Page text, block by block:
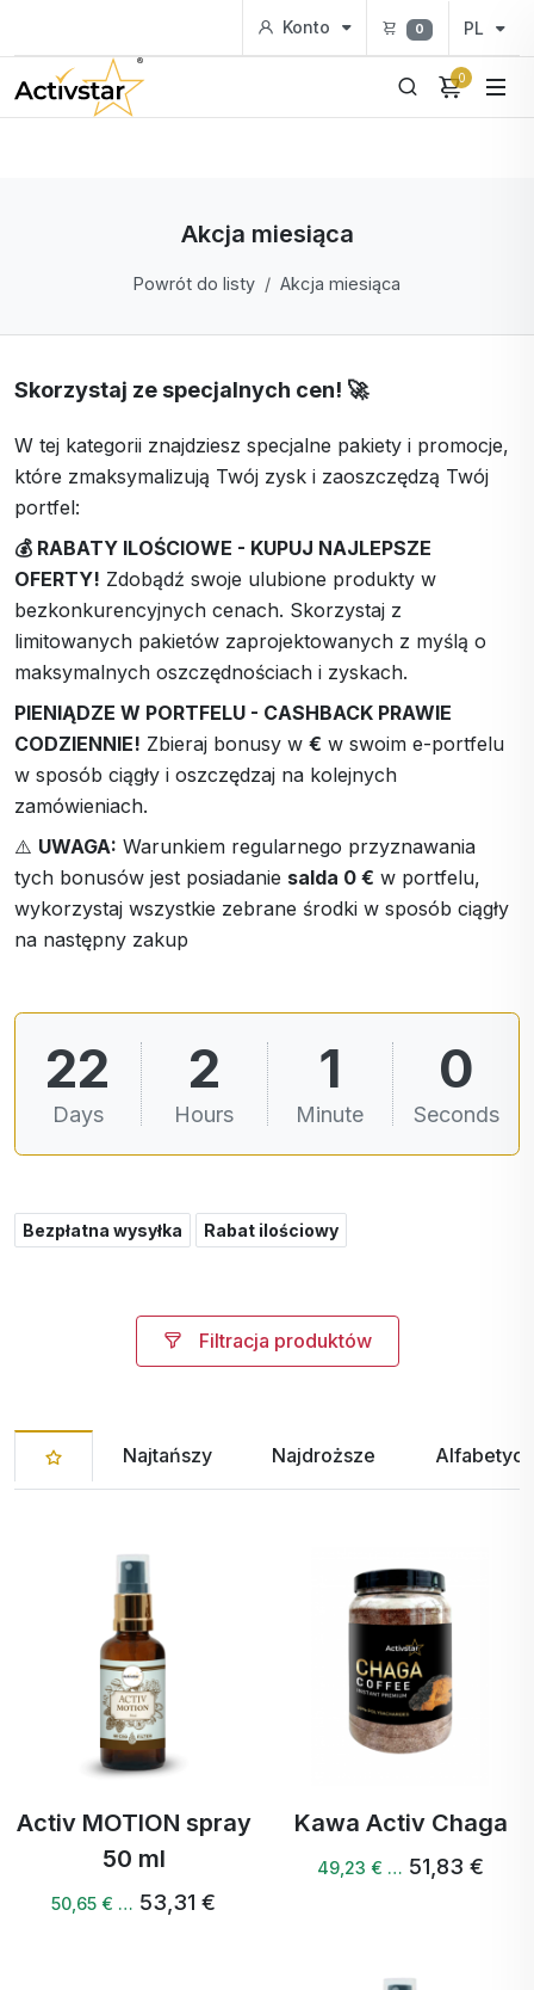
Konto 0 PL
0
Akcja miesiąca
Powrót do listy Akcja miesiąca
Skorzystaj ze specjalnych cen! 🚀
W tej kategorii znajdziesz specjalne pakiety i promocje,
które zmaksymalizują Twój zysk i zaoszczędzą Twój
portfel:
💰 RABATY ILOŚCIOWE - KUPUJ NAJLEPSZE
OFERTY! Zdobądź swoje ulubione produkty w
bezkonkurencyjnych cenach. Skorzystaj z
limitowanych pakietów zaprojektowanych z myślą o
maksymalnych oszczędnościach i zyskach.
PIENIĄDZE W PORTFELU - CASHBACK PRAWIE
CODZIENNIE! Zbieraj bonusy w € w swoim e-portfelu
w sposób ciągły i oszczędzaj na kolejnych
zamówieniach.
⚠️ UWAGA: Warunkiem regularnego przyznawania
tych bonusów jest posiadanie salda 0 € w portfelu,
wykorzystaj wszystkie zebrane środki w sposób ciągły
na następny zakup
22
Days
2
Hours
0
Minutes
59
Seconds
Bezpłatna wysyłka Rabat ilościowy
Filtracja produktów
Najtańszy Najdroższe
Activ MOTION spray
50 ml
50,65 € … 53,31 €
Kawa Activ Chaga
49,23 € … 51,83 €